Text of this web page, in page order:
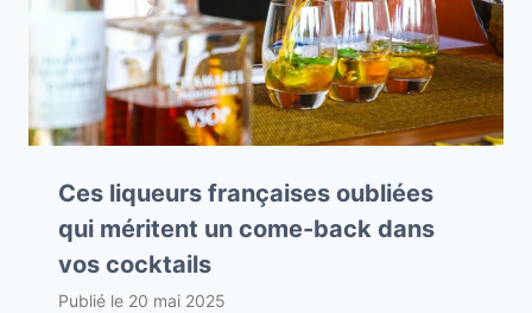
Ces liqueurs françaises oubliées
qui méritent un come-back dans
vos cocktails
Publié le 20 mai 2025